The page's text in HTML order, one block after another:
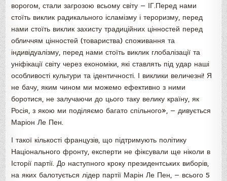
ворогом, стали загрозою всьому світу — ІГ.Перед нами
стоїть виклик радикального ісламізму і тероризму, перед
нами стоїть виклик захисту традиційних цінностей перед
обличчям цінностей (товариства) споживання та
індивідуалізму, перед нами стоїть виклик глобалізації та
уніфікації світу через економіки, які ставлять під удар наші
особливості культури та ідентичності. І виклики величезні! Я
не бачу, яким чином ми можемо ефективно з ними
боротися, не залучаючи до цього таку велику країну, як
Росія, з якою ми поділяємо багато спільного», — дивується
Маріон Ле Пен.
І такої кількості французів, що підтримують політику
Національного фронту, експерти не фіксували ще ніколи в
Історії партії. До наступного кроку президентських виборів,
на яких балотується лідер партії Марін Ле Пен, — всього 5